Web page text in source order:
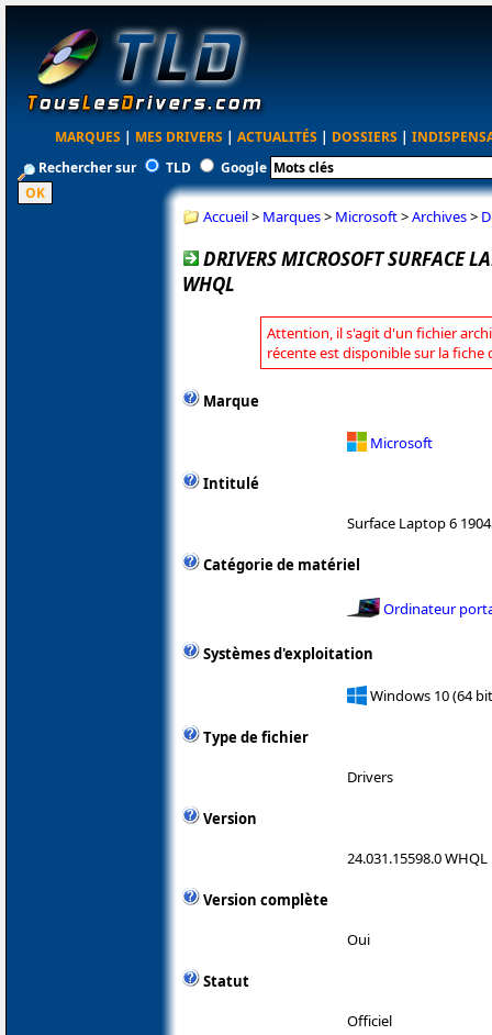
MARQUES | MES DRIVERS | ACTUALITÉS | DOSSIERS |
Rechercher sur
TLD Google
Accueil> Marques> Microsoft>Archives>
DRIVERS MICROSOFT SURFACE
WHQL
Attention, il s'agit d'un fichier
récente est disponible sur la
Marque
Microsoft
Intitulé
Surface Laptop 6
Catégorie de matériel
Ordinateur
Systèmes d'exploitation
Windows 10 (64
Type de fichier
Drivers
Version
24.031.15598.0 WHQL
Version complète
Oui
Statut
Officiel